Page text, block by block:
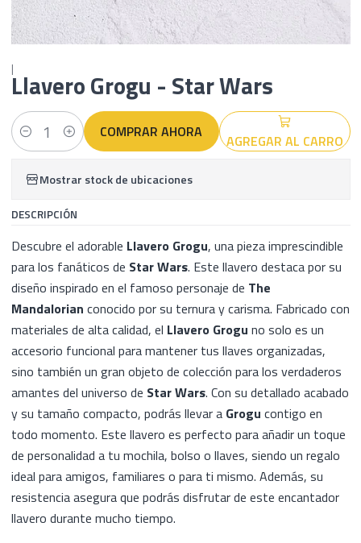
|Llavero Grogu - Star Wars
Cantidad AGREGAR AL CARRO
COMPRAR AHORA
Mostrar stock de ubicaciones
DESCRIPCIÓN
Descubre el adorable Llavero Grogu, una pieza imprescindible
para los fanáticos de Star Wars. Este llavero destaca por su
diseño inspirado en el famoso personaje de The
Mandalorian conocido por su ternura y carisma. Fabricado con
materiales de alta calidad, el Llavero Grogu no solo es un
accesorio funcional para mantener tus llaves organizadas,
sino también un gran objeto de colección para los verdaderos
amantes del universo de Star Wars. Con su detallado acabado
y su tamaño compacto, podrás llevar a Grogu contigo en
todo momento. Este llavero es perfecto para añadir un toque
de personalidad a tu mochila, bolso o llaves, siendo un regalo
ideal para amigos, familiares o para ti mismo. Además, su
resistencia asegura que podrás disfrutar de este encantador
llavero durante mucho tiempo.